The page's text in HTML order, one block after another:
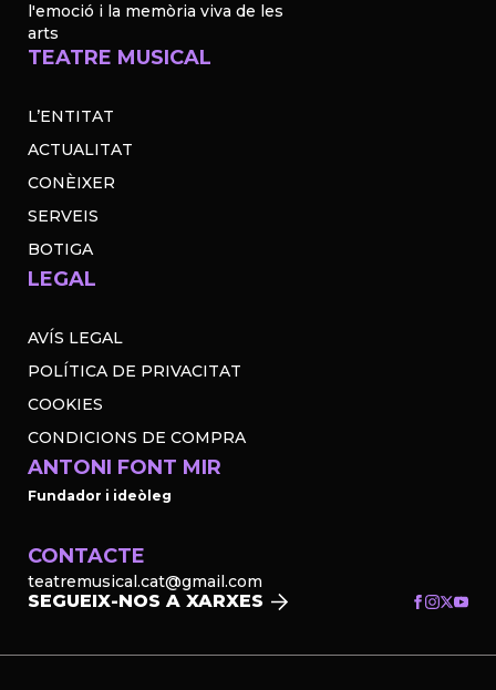
l'emoció i la memòria viva de les
arts
TEATRE MUSICAL
L’ENTITAT
ACTUALITAT
CONÈIXER
SERVEIS
BOTIGA
LEGAL
AVÍS LEGAL
POLÍTICA DE PRIVACITAT
COOKIES
CONDICIONS DE COMPRA
ANTONI FONT MIR
Fundador i ideòleg
CONTACTE
teatremusical.cat@gmail.com
SEGUEIX-NOS A XARXES